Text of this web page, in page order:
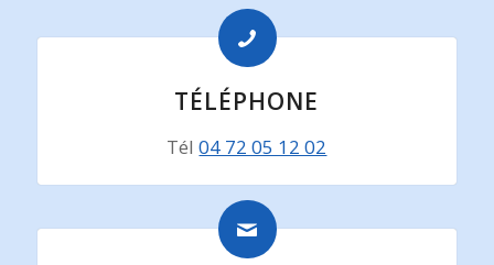
TÉLÉPHONE
Tél04 72 05 12 02